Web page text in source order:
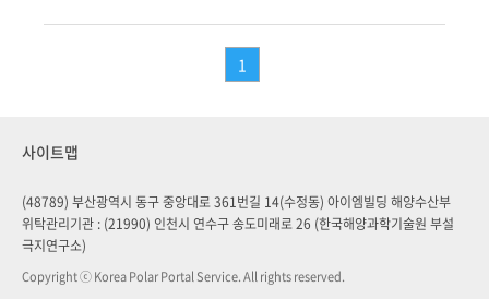
1
사이트맵
(48789) 부산광역시 동구 중앙대로 361번길 14(수정동) 아이엠빌딩 해양수산부
위탁관리기관 : (21990) 인천시 연수구 송도미래로 26 (한국해양과학기술원 부설
극지연구소)
Copyright ⓒ Korea Polar Portal Service. All rights reserved.